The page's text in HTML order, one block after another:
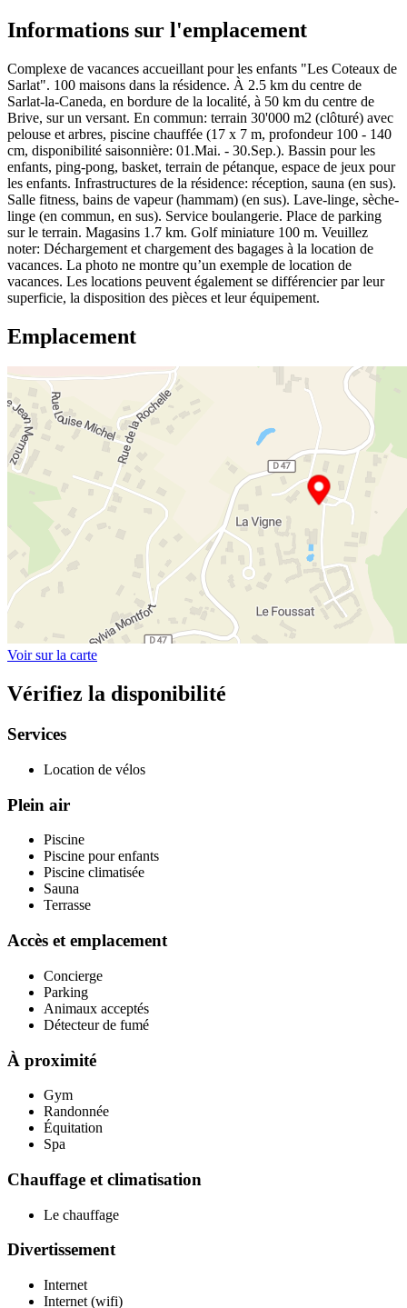
Informations sur l'emplacement
Complexe de vacances accueillant pour les enfants "Les Coteaux de
Sarlat". 100 maisons dans la résidence. À 2.5 km du centre de
Sarlat-la-Caneda, en bordure de la localité, à 50 km du centre de
Brive, sur un versant. En commun: terrain 30'000 m2 (clôturé) avec
pelouse et arbres, piscine chauffée (17 x 7 m, profondeur 100 - 140
cm, disponibilité saisonnière: 01.Mai. - 30.Sep.). Bassin pour les
enfants, ping-pong, basket, terrain de pétanque, espace de jeux pour
les enfants. Infrastructures de la résidence: réception, sauna (en sus).
Salle fitness, bains de vapeur (hammam) (en sus). Lave-linge, sèche-
linge (en commun, en sus). Service boulangerie. Place de parking
sur le terrain. Magasins 1.7 km. Golf miniature 100 m. Veuillez
noter: Déchargement et chargement des bagages à la location de
vacances. La photo ne montre qu’un exemple de location de
vacances. Les locations peuvent également se différencier par leur
superficie, la disposition des pièces et leur équipement.
Emplacement
Voir sur la carte
Vérifiez la disponibilité
Services
Location de vélos
Plein air
Piscine
Piscine pour enfants
Piscine climatisée
Sauna
Terrasse
Accès et emplacement
Concierge
Parking
Animaux acceptés
Détecteur de fumé
À proximité
Gym
Randonnée
Équitation
Spa
Chauffage et climatisation
Le chauffage
Divertissement
Internet
Internet (wifi)